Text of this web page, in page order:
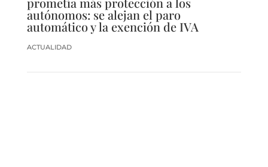
autónomos: se alejan el paro
automático y la exención de IVA
ACTUALIDAD